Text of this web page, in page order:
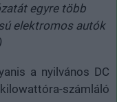
egyre több
elektromos autók
a nyilvános DC
számláló